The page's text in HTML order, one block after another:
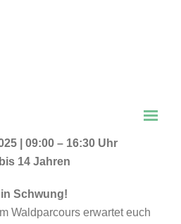
| 09:00 – 16:30 Uhr
14 Jahren
Schwung!
Waldparcours erwartet euch